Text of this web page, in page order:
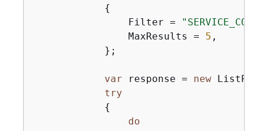
{
                Filter =
                MaxResults =
5 ,
            };
var response = new
try
{
do